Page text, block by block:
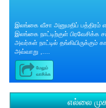
இலங்கை வீசா அனுமதிப் பத்திரம்
இலங்கை நாட்டிற்குள் பிரவேசிக்க
அவர்கள் நாட்டில் தங்கியிருக்கும்
அவ்வாறு ,....
மேலும்
வாசிக்க
எல்லை